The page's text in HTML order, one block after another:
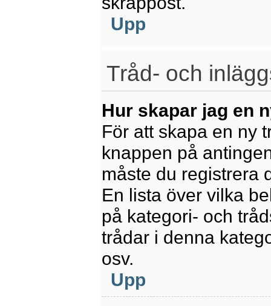
Upp
Tråd- och
Hur skapar jag en
För att skapa en ny
knappen på
måste du registrera
En lista över vilka
på kategori- och
trådar i denna
osv.
Upp